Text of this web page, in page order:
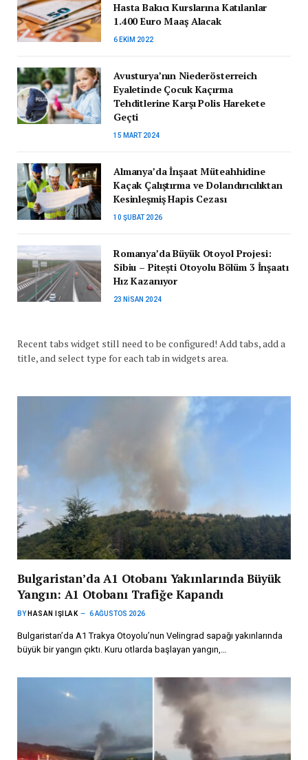
Hasta Bakıcı Kurslarına Katılanlar
1.400 Euro Maaş Alacak
6 EKIM 2022
Avusturya’nın Niederösterreich
Eyaletinde Çocuk Kaçırma
Tehditlerine Karşı Polis Harekete
Geçti
15 MART 2024
Almanya’da İnşaat Müteahhidine
Kaçak Çalıştırma ve Dolandırıcılıktan
Kesinleşmiş Hapis Cezası
10 ŞUBAT 2026
Romanya’da Büyük Otoyol Projesi:
Sibiu – Pitești Otoyolu Bölüm 3 İnşaatı
Hız Kazanıyor
23 NISAN 2024
Recent tabs widget still need to be configured! Add tabs, add a
title, and select type for each tab in widgets area.
Bulgaristan’da A1 Otobanı Yakınlarında Büyük
Yangın: A1 Otobanı Trafiğe Kapandı
BY HASAN IŞILAK 6 AĞUSTOS 2026
Bulgaristan’da A1 Trakya Otoyolu’nun Velingrad sapağı yakınlarında
büyük bir yangın çıktı. Kuru otlarda başlayan yangın,…